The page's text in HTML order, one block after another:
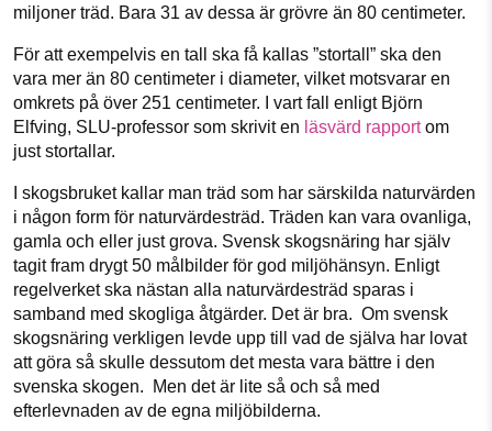
miljoner träd. Bara 31 av dessa är grövre än 80 centimeter.
För att exempelvis en tall ska få kallas ”stortall” ska den
vara mer än 80 centimeter i diameter, vilket motsvarar en
omkrets på över 251 centimeter. I vart fall enligt Björn
Elfving, SLU-professor som skrivit en läsvärd rapportom
just stortallar.
I skogsbruket kallar man träd som har särskilda naturvärden
i någon form för naturvärdesträd. Träden kan vara ovanliga,
gamla och eller just grova. Svensk skogsnäring har själv
tagit fram drygt 50 målbilder för god miljöhänsyn. Enligt
regelverket ska nästan alla naturvärdesträd sparas i
samband med skogliga åtgärder. Det är bra. Om svensk
skogsnäring verkligen levde upp till vad de själva har lovat
att göra så skulle dessutom det mesta vara bättre i den
svenska skogen. Men det är lite så och så med
efterlevnaden av de egna miljöbilderna.
Läs vad vi vill göra